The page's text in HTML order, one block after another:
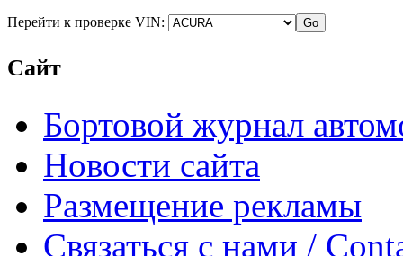
Перейти к проверке VIN:
Сайт
Бортовой журнал
Новости сайта
Размещение рекламы
Связаться с нами /